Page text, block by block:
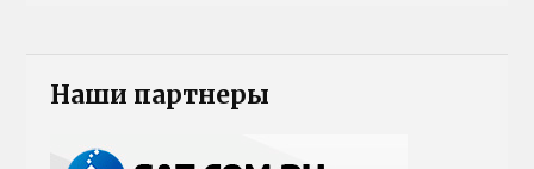
Наши партнеры